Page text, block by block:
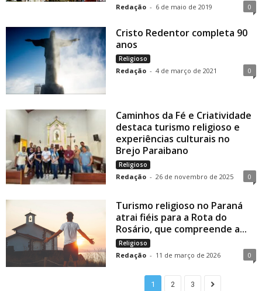
Redação - 6 de maio de 2019 0
Cristo Redentor completa 90
anos
Religioso
Redação - 4 de março de 2021 0
Caminhos da Fé e Criatividade
destaca turismo religioso e
experiências culturais no
Brejo Paraibano
Religioso
Redação - 26 de novembro de 2025 0
Turismo religioso no Paraná
atrai fiéis para a Rota do
Rosário, que compreende a...
Religioso
Redação - 11 de março de 2026 0
1 2 3